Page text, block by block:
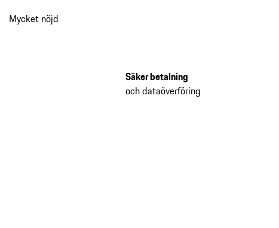
Mycket nöjd
Säker betalning
och dataöverföring